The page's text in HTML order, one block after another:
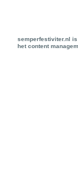
semperfestiviter.nl
het content